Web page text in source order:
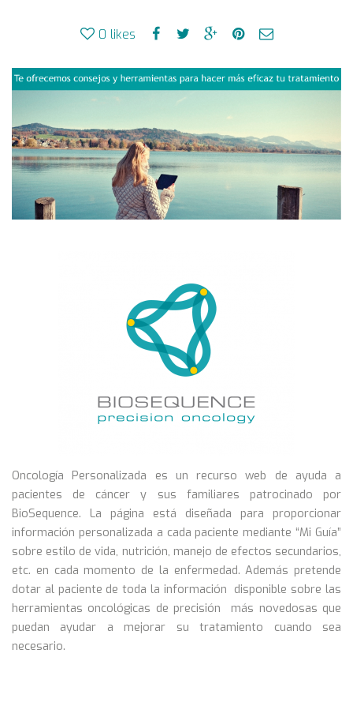
0 likes
Oncología Personalizada es un recurso web de ayuda a
pacientes de cáncer y sus familiares patrocinado por
BioSequence. La página está diseñada para proporcionar
información personalizada a cada paciente mediante “Mi Guía”
sobre estilo de vida, nutrición, manejo de efectos secundarios,
etc. en cada momento de la enfermedad. Además pretende
dotar al paciente de toda la información disponible sobre las
herramientas oncológicas de precisión más novedosas que
puedan ayudar a mejorar su tratamiento cuando sea
necesario.